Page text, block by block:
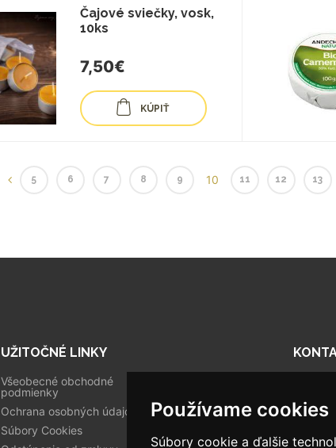
Používame cookies
Súbory cookie a ďalšie
Čajové sviečky, vosk,
10ks
7,50€
KÚPIŤ
5 6 7 8 9 10 11 12 13
UŽITOČNÉ LINKY
Všeobecné obchodné
podmienky
Ochrana osobných údajov
Súbory Cookies